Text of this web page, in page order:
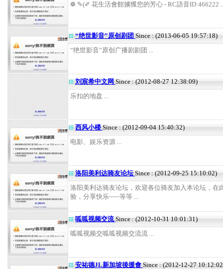
❁ ✎(✐ 花生活會館擄獲您的芳心 - RC語音ID:466222
“绝世影音”原创剧团 Since : (2013-06-05 19:57:18)
“绝世影音”原创广播剧剧团 ...
刘宸希中文网 Since : (2012-08-27 12:38:09)
乐扣的地盘 ...
西风小楼Since : (2012-09-04 15:40:32)
电影、娱乐资源 ...
洛阳美利达骑友论坛Since : (2012-09-25 15:10:02)
洛阳美利达骑友论坛，欢迎各位骑友加入本论坛，在
验，分享快乐~~~等等 ...
呱呱视频交流Since : (2012-10-31 10:01:31)
呱呱视频交呱呱视频交流流 ...
安祐德JL新加坡後援會 Since : (2012-12-27